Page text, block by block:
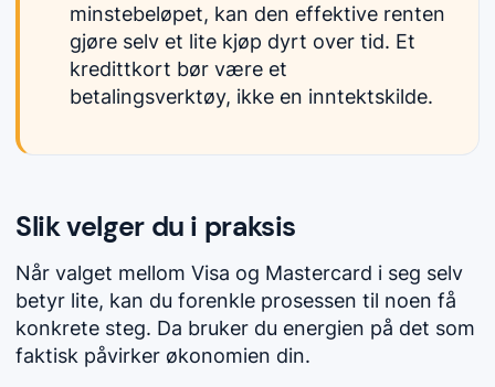
minstebeløpet, kan den effektive renten
gjøre selv et lite kjøp dyrt over tid. Et
kredittkort bør være et
betalingsverktøy, ikke en inntektskilde.
Slik velger du i praksis
Når valget mellom Visa og Mastercard i seg selv
betyr lite, kan du forenkle prosessen til noen få
konkrete steg. Da bruker du energien på det som
faktisk påvirker økonomien din.